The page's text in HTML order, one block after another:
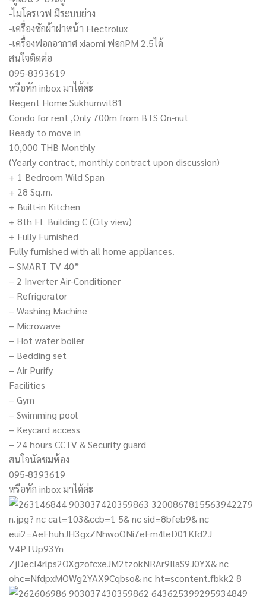
-ไมโครเวฟ มีระบบย่าง
-เครื่องซักผ้าฝาหน้า Electrolux
-เครื่องฟอกอากาศ xiaomi ฟอกPM 2.5ได้
สนใจติดต่อ
095-8393619
หรือทัก inbox มาได้ค่ะ
Regent Home Sukhumvit81
Condo for rent ,Only 700m from BTS On-nut
Ready to move in
10,000 THB Monthly
(Yearly contract, monthly contract upon discussion)
+ 1 Bedroom Wild Span
+ 28 Sq.m.
+ Built-in Kitchen
+ 8th FL Building C (City view)
+ Fully Furnished
Fully furnished with all home appliances.
– SMART TV 40”
– 2 Inverter Air-Conditioner
– Refrigerator
– Washing Machine
– Microwave
– Hot water boiler
– Bedding set
– Air Purify
Facilities
– Gym
– Swimming pool
– Keycard access
– 24 hours CCTV & Security guard
สนใจนัดชมห้อง
095-8393619
หรือทัก inbox มาได้ค่ะ